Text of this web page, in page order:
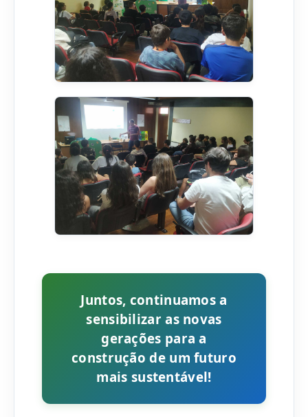
Juntos, continuamos a
sensibilizar as novas
gerações para a
construção de um futuro
mais sustentável!